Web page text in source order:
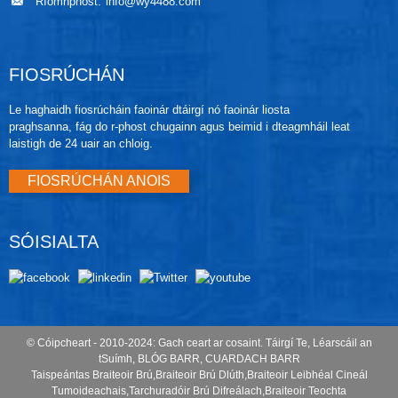
FIOSRÚCHÁN
Le haghaidh fiosrúcháin faoinár dtáirgí nó faoinár liosta
praghsanna, fág do r-phost chugainn agus beimid i dteagmháil leat
laistigh de 24 uair an chloig.
FIOSRÚCHÁN ANOIS
SÓISIALTA
© Cóipcheart - 2010-2024: Gach ceart ar cosaint. Táirgí Te, Léarscáil an
tSuímh, BLÓG BARR, CUARDACH BARR
Taispeántas Braiteoir Brú,Braiteoir Brú Dlúth,Braiteoir Leibhéal Cineál
Tumoideachais,Tarchuradóir Brú Difreálach,Braiteoir Teochta